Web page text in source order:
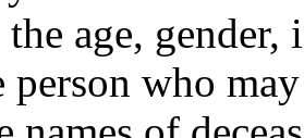
age,
who